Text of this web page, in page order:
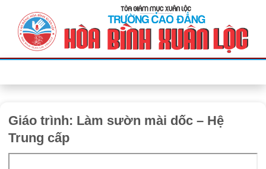
Giáo trình: Làm sườn mài dốc – Hệ
Trung cấp